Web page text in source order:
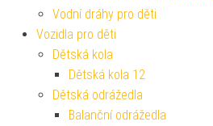
Vodní dráhy pro děti
Vozidla pro děti
Dětská kola
Dětská kola 12
Dětská odrážedla
Balanční odrážedla